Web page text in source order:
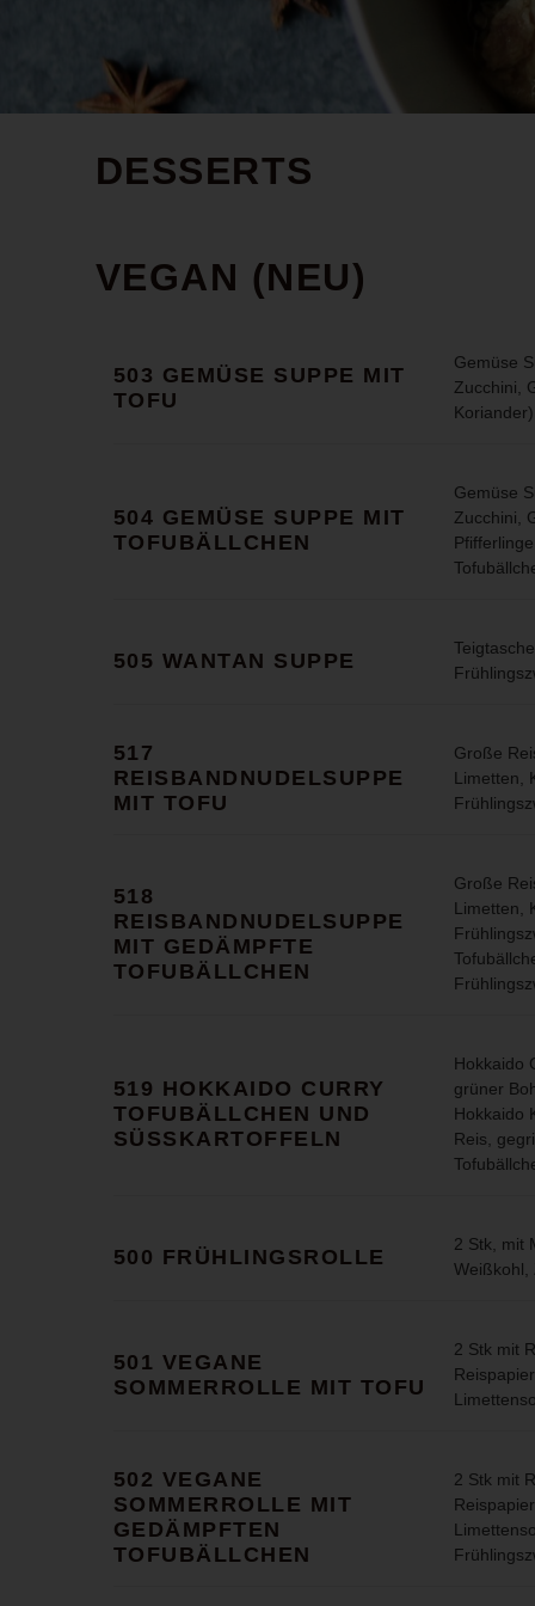
DESSERTS
VEGAN (NEU)
503 GEMÜSE SUPPE MIT
TOFU
Gemüse
Zucchini,
504 GEMÜSE SUPPE MIT
TOFUBÄLLCHEN
Gemüse
Zucchini,
505 WANTAN SUPPE
517
REISBANDNUDELSUPPE
MIT TOFU
Große
Limetten,
518
REISBANDNUDELSUPPE
MIT GEDÄMPFTE
TOFUBÄLLCHEN
Große
Limetten,
519 HOKKAIDO CURRY
TOFUBÄLLCHEN UND
SÜSSKARTOFFELN
Hokkaido
grüner
Hokkaido
Reis,
500 FRÜHLINGSROLLE
2 Stk, mit
Weißkohl,
501 VEGANE
SOMMERROLLE MIT TOFU
2 Stk mit
502 VEGANE
SOMMERROLLE MIT
GEDÄMPFTEN
TOFUBÄLLCHEN
2 Stk mit